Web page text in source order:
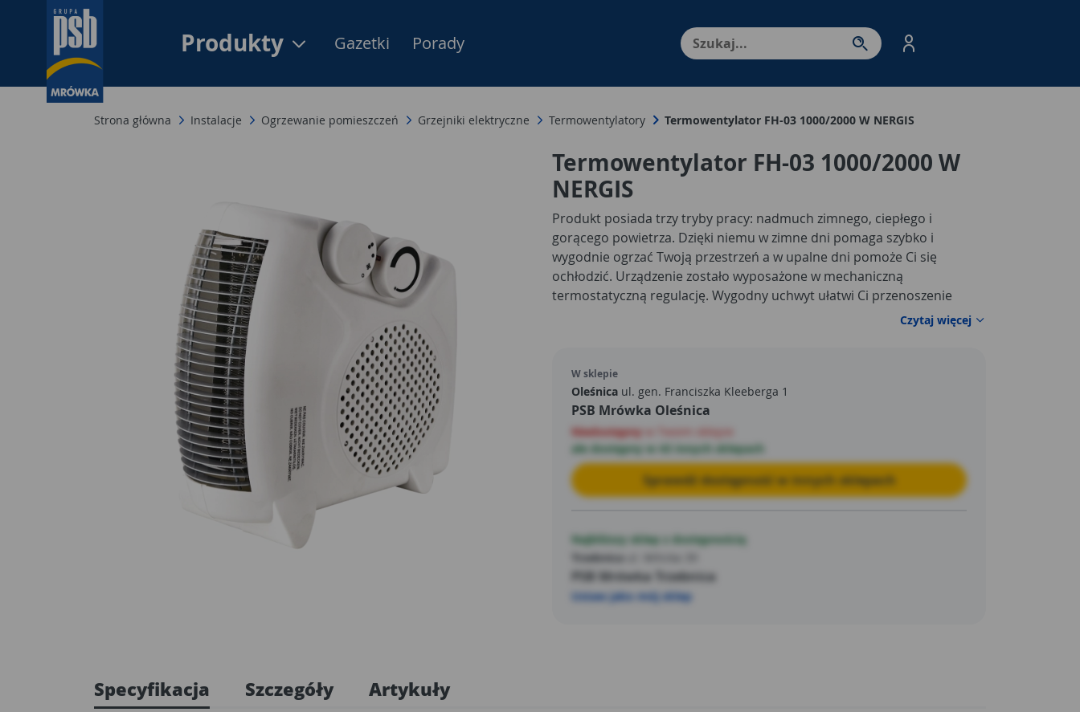
Produkty Menu Produktów, nawigacja: Enter - przejdź do strony produktów. Spacja – otwórz/
Gazetki Porady
Strona główna Instalacje Ogrzewanie pomieszczeń Grzejniki elektryczne Termowentylatory Termowentylator FH-03 1000/2000 W NERGIS
Termowentylator FH-03 1000/2000 W
NERGIS
Produkt posiada trzy tryby pracy: nadmuch zimnego, ciepłego i
gorącego powietrza. Dzięki niemu w zimne dni pomaga szybko i
wygodnie ogrzać Twoją przestrzeń a w upalne dni pomoże Ci się
ochłodzić. Urządzenie zostało wyposażone w mechaniczną
termostatyczną regulację. Wygodny uchwyt ułatwi Ci przenoszenie
Czytaj więcej
W sklepie
Oleśnica ul. gen. Franciszka Kleeberga 1
PSB Mrówka Oleśnica
Niedostępny w Twoim sklepie
ale dostępny w 43 innych sklepach
Sprawdź dostępność w innych sklepach
Najbliższy sklep z dostępnością
Trzebnica
PSB Mrówka Trzebnica
Ustaw jako mój sklep
Specyfikacja Szczegóły Artykuły